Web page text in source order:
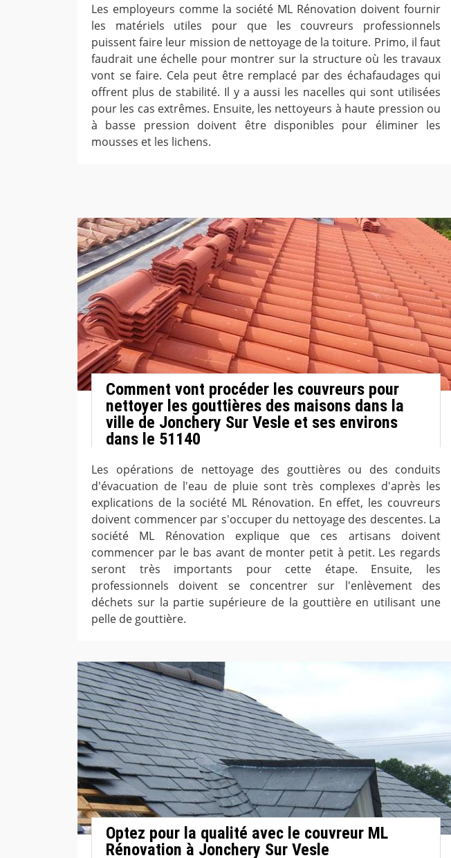
Les employeurs comme la société ML Rénovation doivent fournir
les matériels utiles pour que les couvreurs professionnels
puissent faire leur mission de nettoyage de la toiture. Primo, il faut
faudrait une échelle pour montrer sur la structure où les travaux
vont se faire. Cela peut être remplacé par des échafaudages qui
offrent plus de stabilité. Il y a aussi les nacelles qui sont utilisées
pour les cas extrêmes. Ensuite, les nettoyeurs à haute pression ou
à basse pression doivent être disponibles pour éliminer les
mousses et les lichens.
Comment vont procéder les couvreurs pour
nettoyer les gouttières des maisons dans la
ville de Jonchery Sur Vesle et ses environs
dans le 51140
Les opérations de nettoyage des gouttières ou des conduits
d'évacuation de l'eau de pluie sont très complexes d'après les
explications de la société ML Rénovation. En effet, les couvreurs
doivent commencer par s'occuper du nettoyage des descentes. La
société ML Rénovation explique que ces artisans doivent
commencer par le bas avant de monter petit à petit. Les regards
seront très importants pour cette étape. Ensuite, les
professionnels doivent se concentrer sur l'enlèvement des
déchets sur la partie supérieure de la gouttière en utilisant une
pelle de gouttière.
Optez pour la qualité avec le couvreur ML
Rénovation à Jonchery Sur Vesle